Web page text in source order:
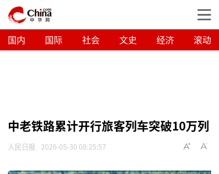
国内 国际 社会 文史 经济 滚动
中老铁路累计开行旅客列车突破10万列
人民日报 2026-05-30 08:25:57